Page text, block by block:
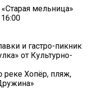
«Старая мельница»
и гастро-пикник
от Культурно-
реке Хопёр, пляж,